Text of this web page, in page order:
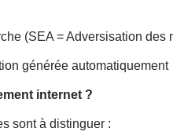
(SEA = Adversisation des
internet ?
sont à distinguer :